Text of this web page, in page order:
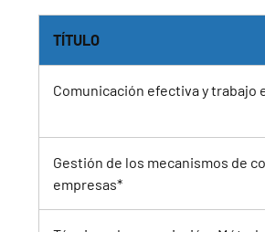
TÍTULO
Comunicación efectiva y trabajo
Gestión de los mecanismos de
empresas*